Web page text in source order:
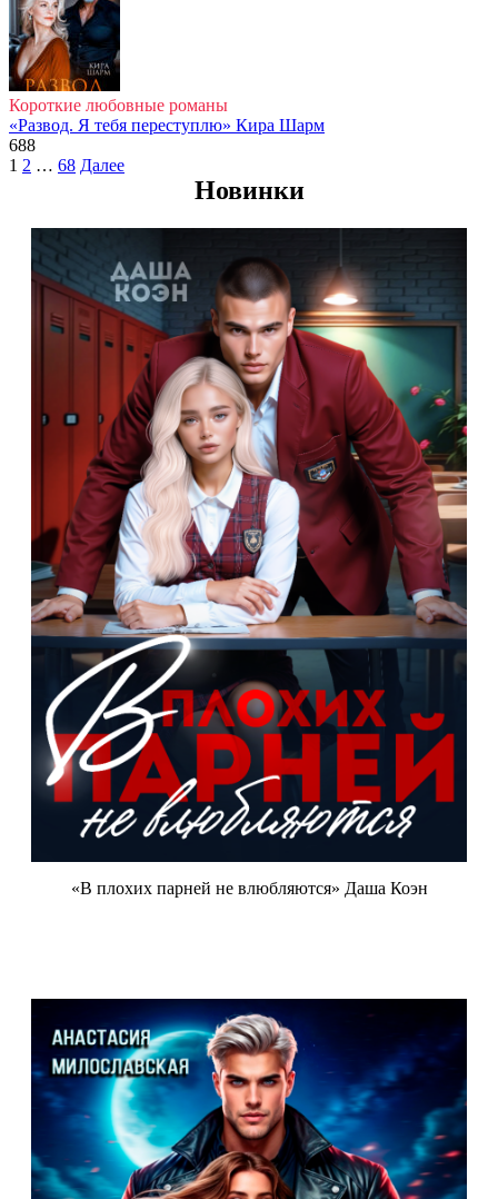
Короткие любовные романы
«Развод. Я тебя переступлю» Кира Шарм
688
Пагинация
1 2 … 68 Далее
Новинки
«В плохих парней не влюбляются» Даша Коэн